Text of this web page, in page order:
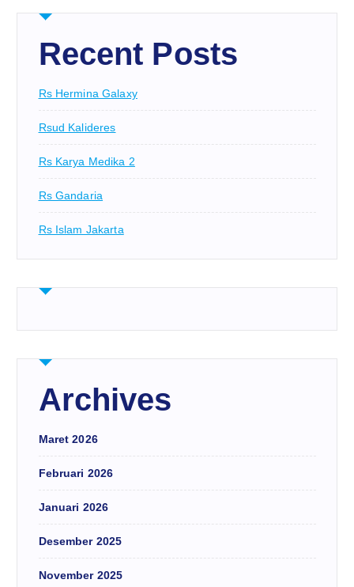
Recent Posts
Rs Hermina Galaxy
Rsud Kalideres
Rs Karya Medika 2
Rs Gandaria
Rs Islam Jakarta
Archives
Maret 2026
Februari 2026
Januari 2026
Desember 2025
November 2025